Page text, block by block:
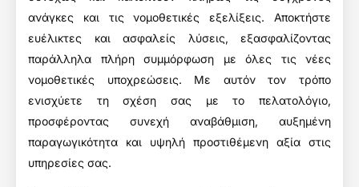
ανάγκες και τις νομοθετικές εξελίξεις. Αποκτήστε
ευέλικτες και ασφαλείς λύσεις, εξασφαλίζοντας
παράλληλα πλήρη συμμόρφωση με όλες τις νέες
νομοθετικές υποχρεώσεις. Με αυτόν τον τρόπο
ενισχύετε τη σχέση σας με το πελατολόγιο,
προσφέροντας συνεχή αναβάθμιση, αυξημένη
παραγωγικότητα και υψηλή προστιθέμενη αξία στις
υπηρεσίες σας.